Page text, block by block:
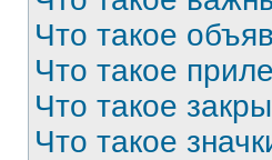
Что такое
Что такое
Что такое
Что такое